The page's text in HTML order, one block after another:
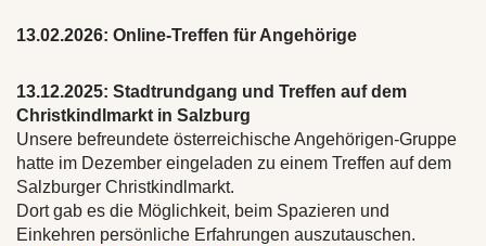
13.02.2026: Online-Treffen für Angehörige
13.12.2025: Stadtrundgang und Treffen auf dem
Christkindlmarkt in Salzburg
Unsere befreundete österreichische Angehörigen-Gruppe
hatte im Dezember eingeladen zu einem Treffen auf dem
Salzburger Christkindlmarkt.
Dort gab es die Möglichkeit, beim Spazieren und
Einkehren persönliche Erfahrungen auszutauschen.